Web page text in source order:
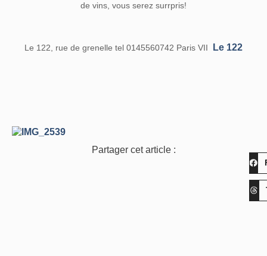
de vins, vous serez surrpris!
Le 122, rue de grenelle tel 0145560742 Paris VII Le 122
Partager cet article :